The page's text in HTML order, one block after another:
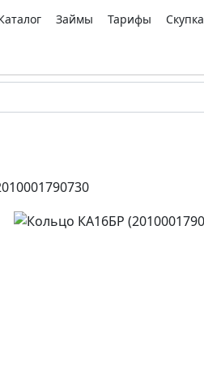
Займы Тарифы Скупка